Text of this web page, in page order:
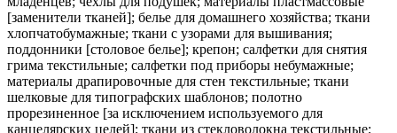
[заменители тканей]; белье для домашнего хозяйства; ткани
хлопчатобумажные; ткани с узорами для вышивания;
поддонники [столовое белье]; крепон; салфетки для снятия
грима текстильные; салфетки под приборы небумажные;
материалы драпировочные для стен текстильные; ткани
шелковые для типографских шаблонов; полотно
прорезиненное [за исключением используемого для
канцелярских целей]; ткани из стекловолокна текстильные;